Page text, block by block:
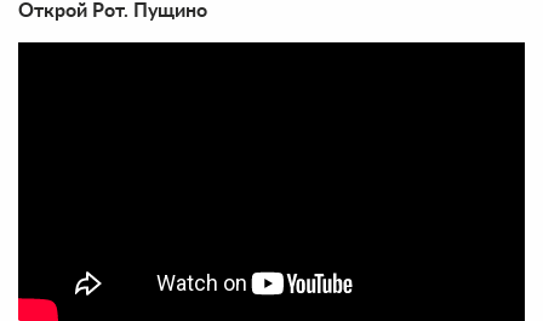
Открой Рот. Пущино